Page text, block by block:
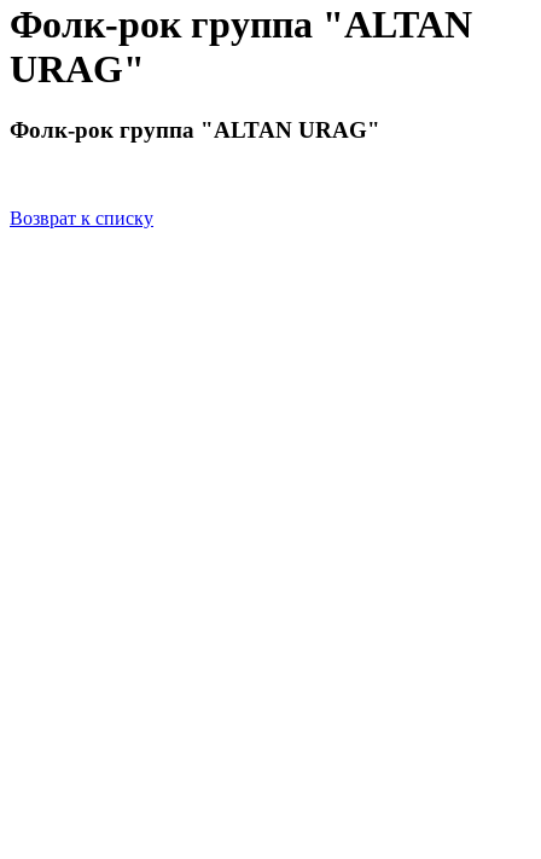
Фолк-рок группа "ALTAN
URAG"
Фолк-рок группа "ALTAN URAG"
Возврат к списку